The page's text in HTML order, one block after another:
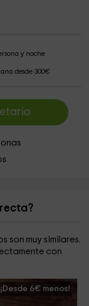
y noche
desde 300€
son muy similares.
con
¡Desde 6€ menos!